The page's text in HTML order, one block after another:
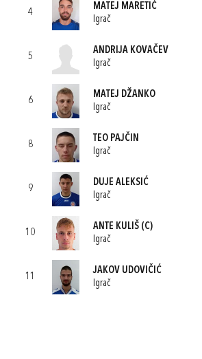
4
MATEJ MARETIĆ
Igrač
5
ANDRIJA KOVAČEV
Igrač
6
MATEJ DŽANKO
Igrač
8
TEO PAJČIN
Igrač
9
DUJE ALEKSIĆ
Igrač
10
ANTE KULIŠ (C)
Igrač
11
JAKOV UDOVIČIĆ
Igrač